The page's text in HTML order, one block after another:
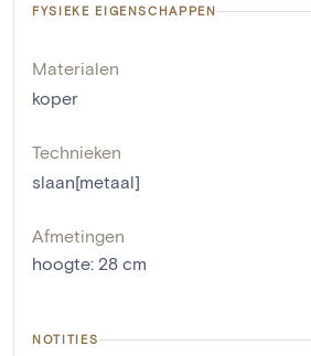
FYSIEKE EIGENSCHAPPEN
Materialen
koper
Technieken
slaan[metaal]
Afmetingen
hoogte: 28 cm
NOTITIES